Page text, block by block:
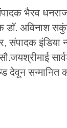
भैरव धनराज
डॉ.
संपादक इंडिया
देवून